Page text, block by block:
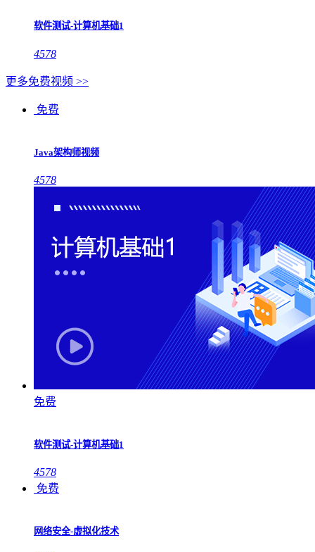
软件测试-计算机基础1
4578
更多免费视频 >>
免费
Java架构师视频
4578
免费
软件测试-计算机基础1
4578
免费
网络安全-虚拟化技术